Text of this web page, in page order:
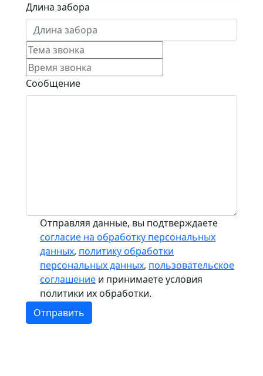
Длина забора
Сообщение
Отправляя данные, вы подтверждаете
согласие на обработку персональных
данных, политику обработки
персональных данных, пользовательское
соглашение и принимаете условия
политики их обработки.
Отправить